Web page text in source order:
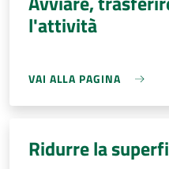
l'attività
VAI ALLA PAGINA
Ridurre la